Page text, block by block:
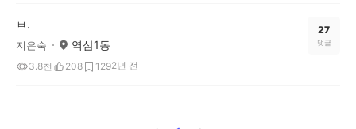
ㅂ.
지은숙 역삼1동
3.8천 208 1292년 전
27
댓글